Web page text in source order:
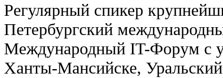
Регулярный спикер
Петербургский
Международный IT-Форум с
Ханты-Мансийске,